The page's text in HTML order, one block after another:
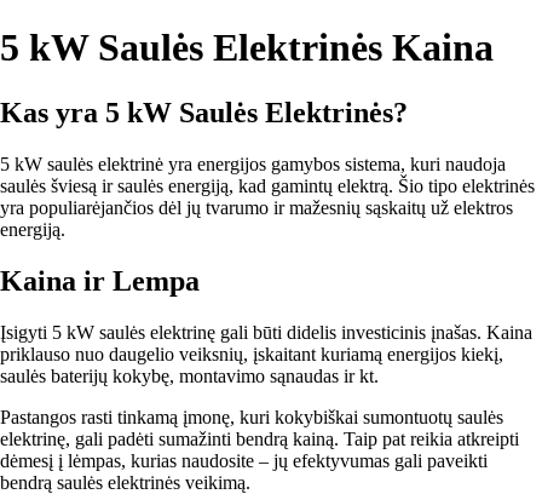
5 kW Saulės Elektrinės Kaina
Kas yra 5 kW Saulės Elektrinės?
5 kW saulės elektrinė yra energijos gamybos sistema, kuri naudoja
saulės šviesą ir saulės energiją, kad gamintų elektrą. Šio tipo elektrinės
yra populiarėjančios dėl jų tvarumo ir mažesnių sąskaitų už elektros
energiją.
Kaina ir Lempa
Įsigyti 5 kW saulės elektrinę gali būti didelis investicinis įnašas. Kaina
priklauso nuo daugelio veiksnių, įskaitant kuriamą energijos kiekį,
saulės baterijų kokybę, montavimo sąnaudas ir kt.
Pastangos rasti tinkamą įmonę, kuri kokybiškai sumontuotų saulės
elektrinę, gali padėti sumažinti bendrą kainą. Taip pat reikia atkreipti
dėmesį į lėmpas, kurias naudosite – jų efektyvumas gali paveikti
bendrą saulės elektrinės veikimą.